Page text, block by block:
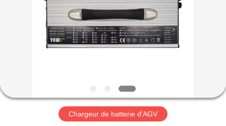
PRODUITS
VIDÉOS
AU
SUJET
Chargeur de batterie d'AGV